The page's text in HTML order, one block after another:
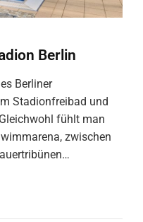
Berlin
Berliner
Stadionfreibad und
fühlt man
zwischen